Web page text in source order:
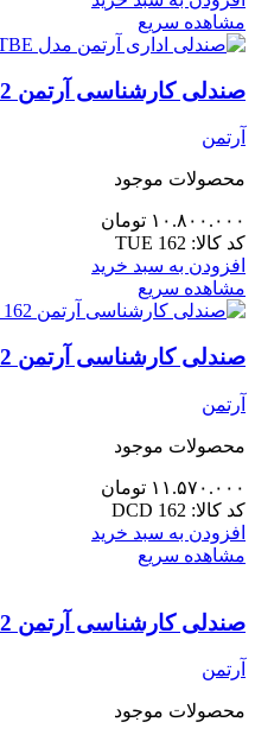
مشاهده سریع
صندلی کارشناسی آرتمن 162 Artman TBE
آرتمن
محصولات موجود
۱۰.۸۰۰.۰۰۰ تومان
کد کالا: TUE 162
افزودن به سبد خرید
مشاهده سریع
صندلی کارشناسی آرتمن Artman DCD 162
آرتمن
محصولات موجود
۱۱.۵۷۰.۰۰۰ تومان
کد کالا: DCD 162
افزودن به سبد خرید
مشاهده سریع
صندلی کارشناسی آرتمن Artman DLP 172
آرتمن
محصولات موجود